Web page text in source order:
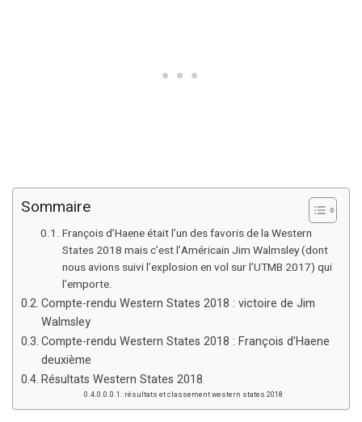
Sommaire
François d’Haene était l’un des favoris de la Western
States 2018 mais c’est l’Américain Jim Walmsley (dont
nous avions suivi l’explosion en vol sur l’UTMB 2017) qui
l’emporte.
Compte-rendu Western States 2018 : victoire de Jim
Walmsley
Compte-rendu Western States 2018 : François d’Haene
deuxième
Résultats Western States 2018
résultats et classement western states 2018